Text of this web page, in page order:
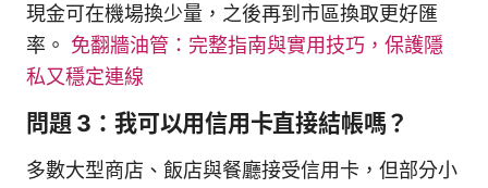
現金可在機場換少量，之後再到市區換取更好匯
率。 免翻牆油管：完整指南與實用技巧，保護隱
私又穩定連線
問題 3：我可以用信用卡直接結帳嗎？
多數大型商店、飯店與餐廳接受信用卡，但部分小